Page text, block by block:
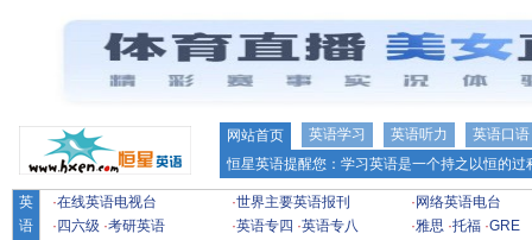
网站首页 英语学习 英语听力
英语口语
恒星英语提醒您：学习英语是一个持之以恒的
英
语
·在线英语电视台 ·世界主要英语报刊 · 网络英语电台
· 四六级 ·考研英语 ·英语专四 ·英语专八 ·雅思 ·托福 ·GRE